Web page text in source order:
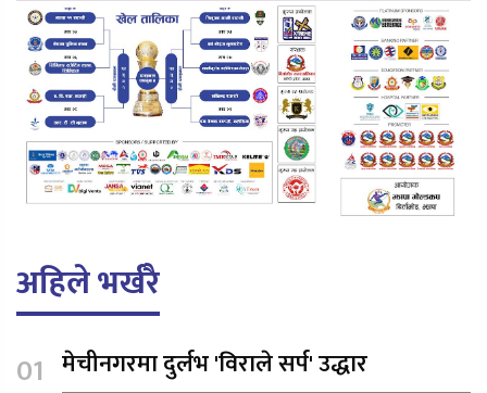
अहिले भर्खरै
मेचीनगरमा दुर्लभ 'विराले सर्प' उद्धार